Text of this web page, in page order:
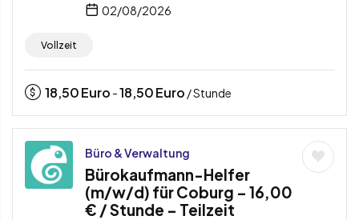
02/08/2026
Vollzeit
18,50Euro -18,50Euro / Stunde
Büro & Verwaltung
Bürokaufmann-Helfer
(m/w/d) für Coburg – 16,00
€ / Stunde – Teilzeit